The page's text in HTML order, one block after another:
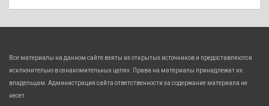
Все материалы на данном сайте взяты из открытых источников и предоставляются
исключительно в ознакомительных целях. Права на материалы принадлежат их
владельцам. Администрация сайта ответственности за содержание материала не
несет.